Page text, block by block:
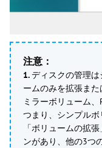
注意：
1.ディスクの管理
ームのみを拡張また
ミラーボリューム、
つまり、シンプル
「ボリュームの拡
ンがあり、他の3つ